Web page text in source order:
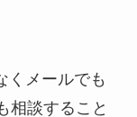
くメールでも
相談すること